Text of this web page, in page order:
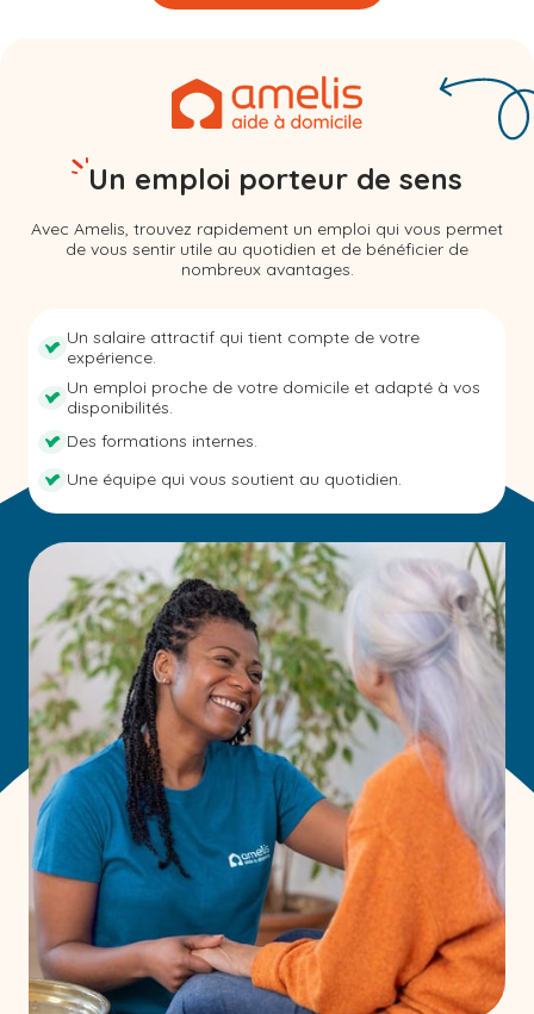
Un emploi porteur de sens
Avec Amelis, trouvez rapidement un emploi qui vous permet
de vous sentir utile au quotidien et de bénéficier de
nombreux avantages.
Un salaire attractif qui tient compte de votre
expérience.
Un emploi proche de votre domicile et adapté à vos
disponibilités.
Des formations internes.
Une équipe qui vous soutient au quotidien.